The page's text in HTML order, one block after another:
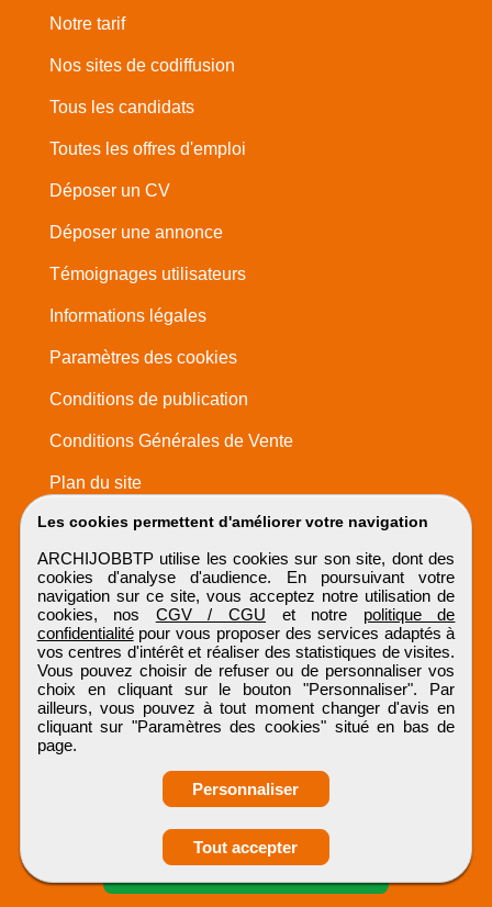
Obtenir ses
coordonnées
Les cookies permettent d'améliorer votre navigation
ARCHIJOBBTP utilise les cookies sur son site, dont des
cookies d'analyse d'audience. En poursuivant votre
navigation sur ce site, vous acceptez notre utilisation de
cookies, nos CGV / CGU et notre politique de
confidentialitépour vous proposer des services adaptés à
vos centres d'intérêt et réaliser des statistiques de visites.
Vous pouvez choisir de refuser ou de personnaliser vos
choix en cliquant sur le bouton "Personnaliser". Par
ailleurs, vous pouvez à tout moment changer d'avis en
cliquant sur "Paramètres des cookies" situé en bas de
page.
Personnaliser
Tout accepter
Notre tarif
Nos sites de codiffusion
Tous les candidats
Toutes les offres d'emploi
Déposer un CV
Déposer une annonce
Témoignages utilisateurs
Informations légales
Paramètres des cookies
Conditions de publication
Conditions Générales de Vente
Plan du site
ARCHIJOBBTP
Tous droits réservés © 1999 - 2026